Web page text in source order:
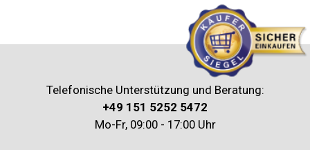
Telefonische Unterstützung und Beratung:
+49 151 5252 5472
Mo-Fr, 09:00 - 17:00 Uhr